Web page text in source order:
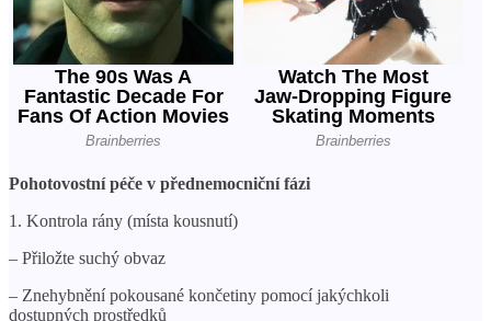
Pohotovostní péče v přednemocniční fázi
1. Kontrola rány (místa kousnutí)
– Přiložte suchý obvaz
– Znehybnění pokousané končetiny pomocí jakýchkoli
dostupných prostředků